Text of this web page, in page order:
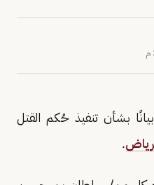
بيانًا بشأن تنفيذ حُكم القتل
.